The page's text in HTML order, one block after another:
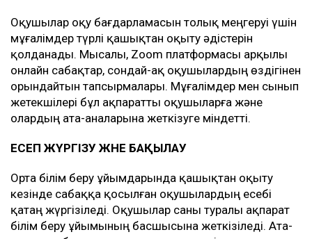
Оқушылар оқу бағдарламасын толық меңгеруі үшін
мұғалімдер түрлі қашықтан оқыту әдістерін
қолданады. Мысалы, Zoom платформасы арқылы
онлайн сабақтар, сондай-ақ оқушылардың өздігінен
орындайтын тапсырмалары. Мұғалімдер мен сынып
жетекшілері бұл ақпаратты оқушыларға және
олардың ата-аналарына жеткізуге міндетті.
ЕСЕП ЖҮРГІЗУ ЖӘНЕ БАҚЫЛАУ
Орта білім беру ұйымдарында қашықтан оқыту
кезінде сабаққа қосылған оқушылардың есебі
қатаң жүргізіледі. Оқушылар саны туралы ақпарат
білім беру ұйымының басшысына жеткізіледі. Ата-